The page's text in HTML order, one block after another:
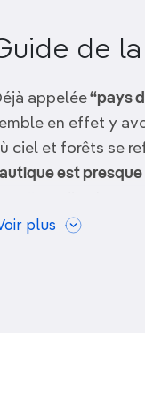
de
appelée“pays
en effet y
ciel et forêts se
est
plus